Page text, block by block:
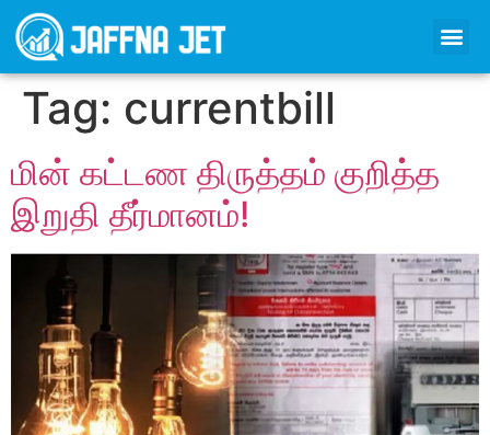
Tag: currentbill
மின் கட்டண திருத்தம் குறித்த
இறுதி தீர்மானம்!